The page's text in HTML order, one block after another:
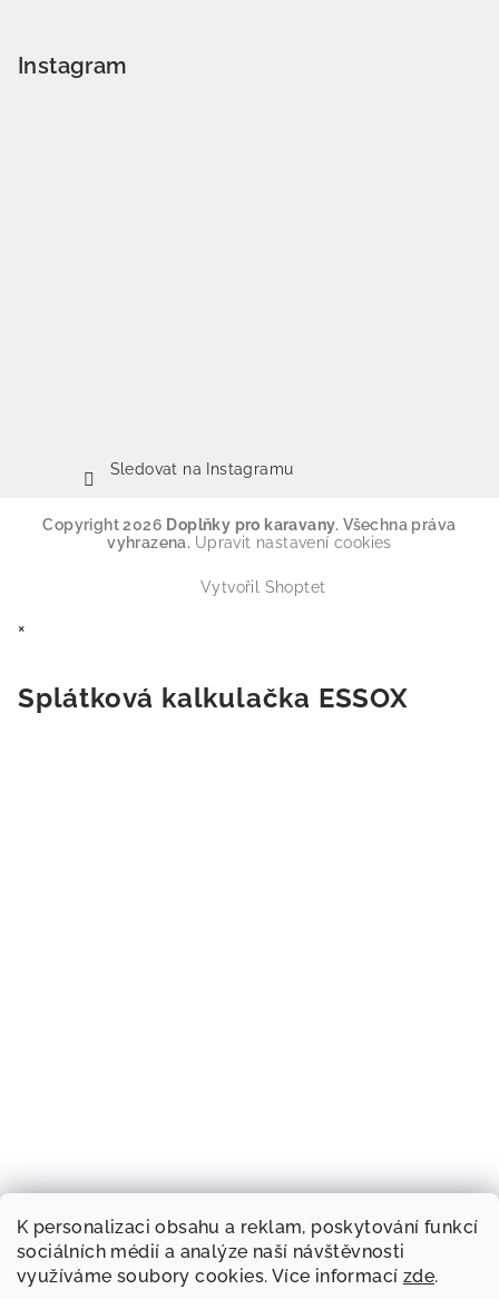
K personalizaci obsahu a reklam, poskytování funkcí
sociálních médií a analýze naší návštěvnosti
využíváme soubory cookies. Více informací zde.
Instagram
Sledovat na Instagramu
Copyright 2026 Doplňky pro karavany. Všechna práva
vyhrazena. Upravit nastavení cookies
Vytvořil Shoptet
×
Splátková kalkulačka ESSOX